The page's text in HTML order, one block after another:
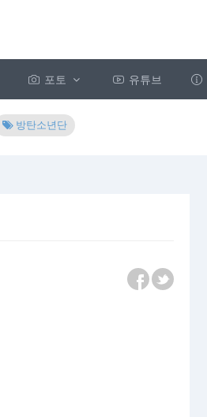
포토 유튜브
방탄소년단